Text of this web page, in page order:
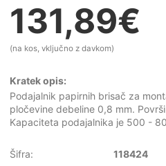
131,89€
(na kos, vključno z davkom)
Kratek opis:
Podajalnik papirnih brisač za
pločevine debeline 0,8 mm.
Kapaciteta podajalnika je 500 -
Šifra:
118424